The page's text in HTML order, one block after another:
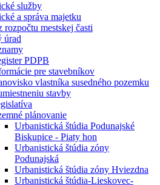
služby
a správa majetku
rozpočtu mestskej časti
úrad
PDPB
pre stavebníkov
vlastníka susedného pozemku
stavby
plánovanie
Urbanistická štúdia Podunajské
Biskupice - Piaty hon
Urbanistická štúdia zóny
Podunajská
Urbanistická štúdia zóny Hviezdna
Urbanistická štúdia-Lieskovec-